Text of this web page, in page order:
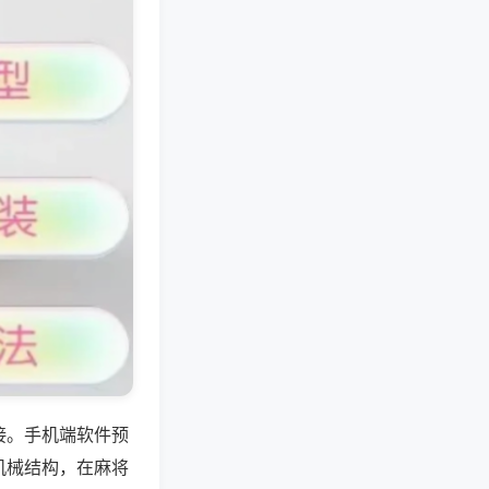
。手机端软件预
械结构，在麻将